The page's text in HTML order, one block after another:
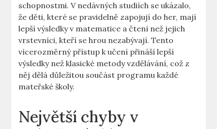
schopnostmi. V nedávných studiích se ukázalo,
že děti, které se pravidelně zapojují do her, mají
lepší výsledky v matematice a čtení než jejich
vrstevníci, kteří se hrou nezabývají. Tento
vícerozměrný přístup k učení přináší lepší
výsledky než klasické metody vzdělávání, což z
něj dělá důležitou součást programu každé
mateřské školy.
Největší chyby v